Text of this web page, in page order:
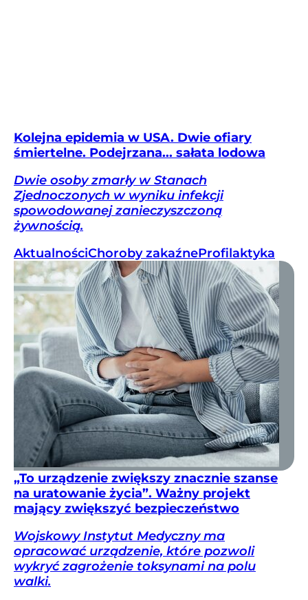
Kolejna epidemia w USA. Dwie ofiary
śmiertelne. Podejrzana... sałata lodowa
Dwie osoby zmarły w Stanach
Zjednoczonych w wyniku infekcji
spowodowanej zanieczyszczoną
żywnością.
AktualnościChoroby zakaźneProfilaktyka
„To urządzenie zwiększy znacznie szanse
na uratowanie życia”. Ważny projekt
mający zwiększyć bezpieczeństwo
Wojskowy Instytut Medyczny ma
opracować urządzenie, które pozwoli
wykryć zagrożenie toksynami na polu
walki.